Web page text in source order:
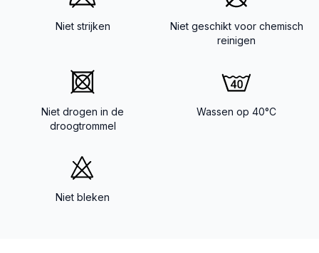
Niet strijken
Niet geschikt voor chemisch
reinigen
Niet drogen in de
droogtrommel
Wassen op 40°C
Niet bleken